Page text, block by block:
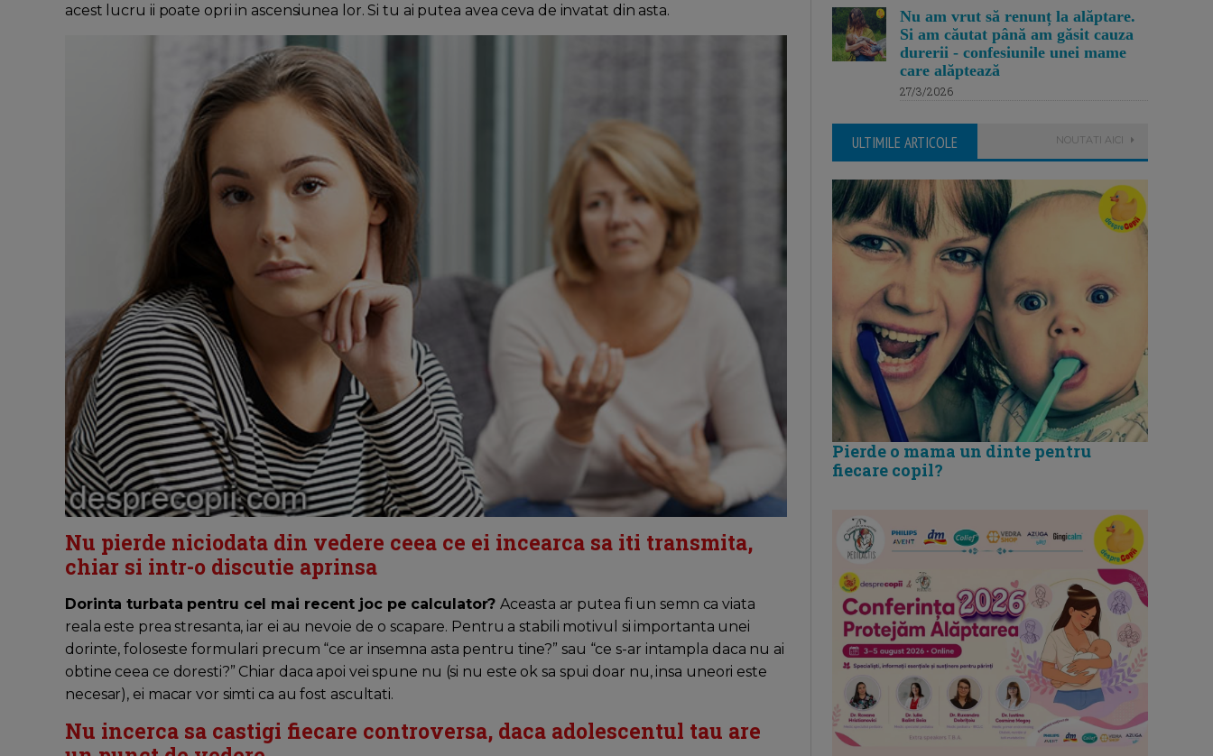
acest lucru ii poate opri in ascensiunea lor. Si tu ai putea avea ceva de invatat din asta.
Nu pierde niciodata din vedere ceea ce ei incearca sa iti transmita,
chiar si intr-o discutie aprinsa
Dorinta turbata pentru cel mai recent joc pe calculator?Aceasta ar putea fi un semn ca viata
reala este prea stresanta, iar ei au nevoie de o scapare. Pentru a stabili motivul si importanta unei
dorinte, foloseste formulari precum “ce ar insemna asta pentru tine?” sau “ce s-ar intampla daca nu ai
obtine ceea ce doresti?” Chiar daca apoi vei spune nu (si nu este ok sa spui doar nu, insa uneori este
necesar), ei macar vor simti ca au fost ascultati.
Nu incerca sa castigi fiecare controversa, daca adolescentul tau are
Nu am vrut să renunț la alăptare.
Si am căutat până am găsit cauza
durerii - confesiunile unei mame
care alăptează
27/3/2026
ULTIMILE ARTICOLE NOUTATI AICI
Pierde o mama un dinte pentru
fiecare copil?